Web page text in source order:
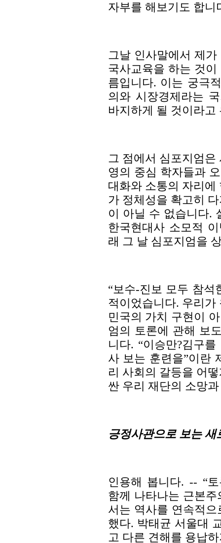
자부를 해보기도 합니
그날 인사말에서 제
국사교육을 하는 것
름입니다. 이는 궁극
의와 시장경제라는
바지하게 될 것이라고
그 점에서 심포지엄
영의 중심 학자들과
대화와 소통의 자리
가 정체성을 확고히
이 아닐 수 없습니다.
한국현대사 소모적
래 그 날 심포지엄을
“보수-진보 모두 참석
적이었습니다. 우리
민국의 가치 구현이
엄의 토론에 관해 보
니다. “이승만?김구
사 보는 훈련을”이란
리 사회의 갈등을 어
싼 우리 재단의 소망
긍정사관으로 보는
인용해 봅니다. -- “
함께 나타나는 근본
서는 역사를 연속적
했다. 박태균 서울대
고 다른 견해를 용납